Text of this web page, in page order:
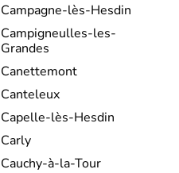
Campagne-lès-Hesdin
Campigneulles-les-
Grandes
Canettemont
Canteleux
Capelle-lès-Hesdin
Carly
Cauchy-à-la-Tour